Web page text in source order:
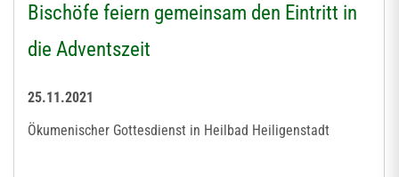
Bischöfe feiern gemeinsam den Eintritt in
die Adventszeit
25.11.2021
Ökumenischer Gottesdienst in Heilbad Heiligenstadt